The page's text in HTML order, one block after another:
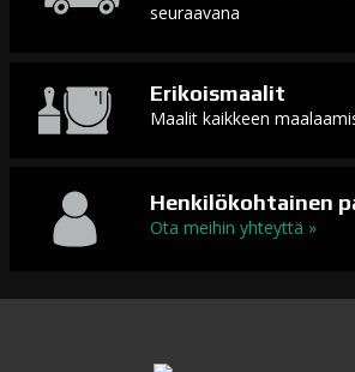
seuraavana
Erikoismaalit
Maalit kaikkeen
Henkilökohtainen
Ota meihin yhteyttä »